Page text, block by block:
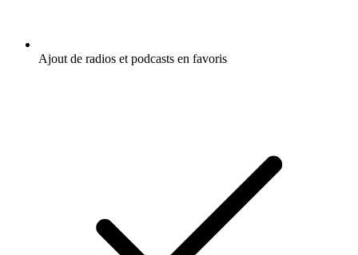
Ajout de radios et podcasts en favoris